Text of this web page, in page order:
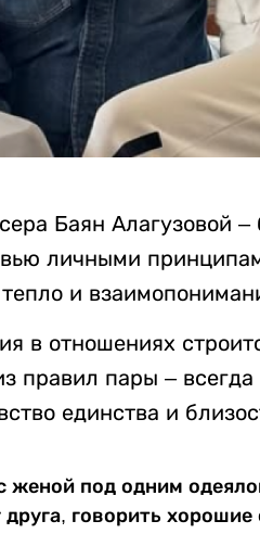
Баян Алагузовой
личными
и
в отношениях
правил пары –
единства и
женой под одним
говорить хорошие